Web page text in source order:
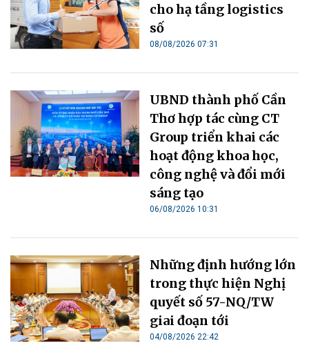
cho hạ tầng logistics
số
08/08/2026 07:31
UBND thành phố Cần
Thơ hợp tác cùng CT
Group triển khai các
hoạt động khoa học,
công nghệ và đổi mới
sáng tạo
06/08/2026 10:31
Những định hướng lớn
trong thực hiện Nghị
quyết số 57-NQ/TW
giai đoạn tới
04/08/2026 22:42